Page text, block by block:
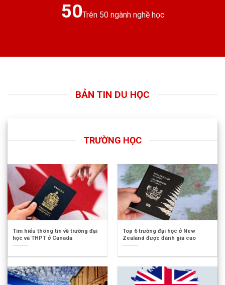
50Trên 50 ngành nghề học
BẢN TIN DU HỌC
TRƯỜNG HỌC
Tìm hiểu thông tin về trường đại
học và THPT ở Canada
Top 6 trường đại học ở New
Zealand được đánh giá cao